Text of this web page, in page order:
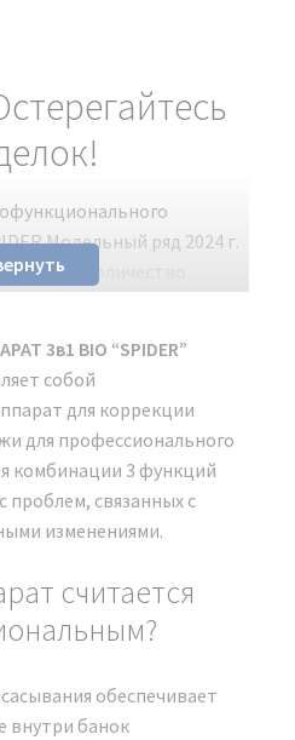
Модельный ряд 2024 г.
количество
разочарования и
рекомендуем
оригинальные
аппарата можно
экраном устройства.
телефон к этому чипу.
галочка, что будет
подлинности и
3в1 BIO “SPIDER”
собой
для коррекции
для профессионального
комбинации 3 функций
проблем, связанных с
изменениями.
считается
обеспечивает
внутри банок